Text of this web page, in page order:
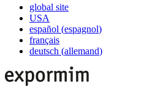
global site
USA
español (espagnol)
français
deutsch (allemand)